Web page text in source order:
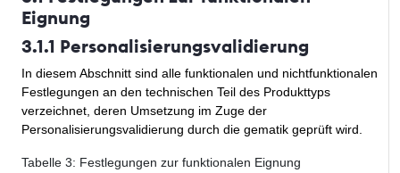
Eignung
3.1.1 Personalisierungsvalidierung
In diesem Abschnitt sind alle funktionalen und nichtfunktionalen
Festlegungen an den technischen Teil des Produkttyps
verzeichnet, deren Umsetzung im Zuge der
Personalisierungsvalidierung durch die gematik geprüft wird.
Tabelle 3: Festlegungen zur funktionalen Eignung